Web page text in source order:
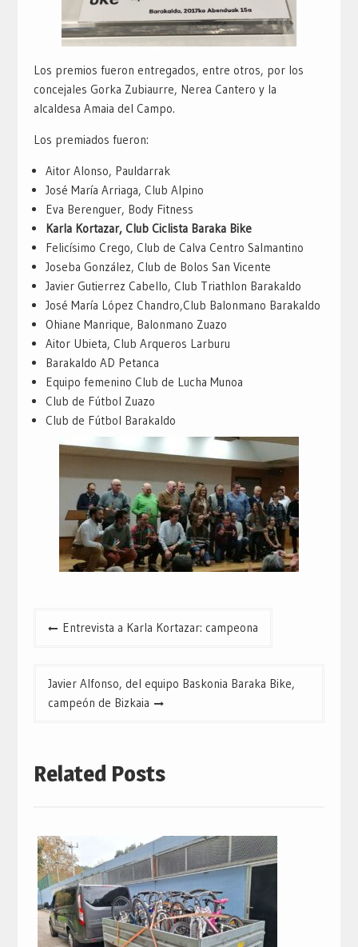
Los premios fueron entregados, entre otros, por los
concejales Gorka Zubiaurre, Nerea Cantero y la
alcaldesa Amaia del Campo.
Los premiados fueron:
Aitor Alonso, Pauldarrak
José María Arriaga, Club Alpino
Eva Berenguer, Body Fitness
Karla Kortazar, Club Ciclista Baraka Bike
Felicísimo Crego, Club de Calva Centro Salmantino
Joseba González, Club de Bolos San Vicente
Javier Gutierrez Cabello, Club Triathlon Barakaldo
José María López Chandro,Club Balonmano Barakaldo
Ohiane Manrique, Balonmano Zuazo
Aitor Ubieta, Club Arqueros Larburu
Barakaldo AD Petanca
Equipo femenino Club de Lucha Munoa
Club de Fútbol Zuazo
Club de Fútbol Barakaldo
Navegación
Entrevista a Karla Kortazar: campeona
Javier Alfonso, del equipo Baskonia Baraka Bike,
campeón de Bizkaia
Related Posts